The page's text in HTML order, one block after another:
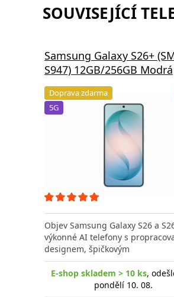
SOUVISEJÍCÍ
Samsung Galaxy S26+
S947) 12GB/256GB Modrá
Doprava zdarma
5G
Objev Samsung Galaxy S26 a
výkonné AI telefony s
designem, špičkovým
E-shop skladem > 10 ks,
pondělí 10. 08.